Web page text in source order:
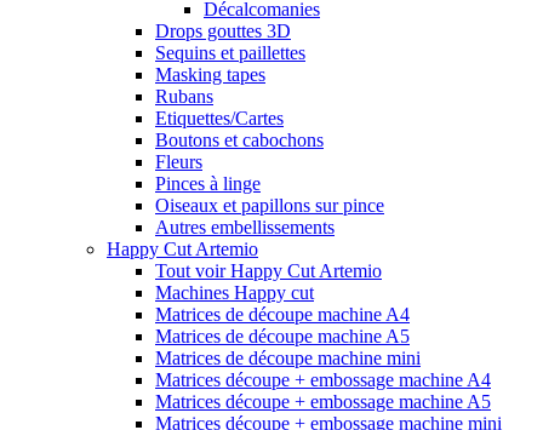
Décalcomanies
Drops gouttes 3D
Sequins et paillettes
Masking tapes
Rubans
Etiquettes/Cartes
Boutons et cabochons
Fleurs
Pinces à linge
Oiseaux et papillons sur pince
Autres embellissements
Happy Cut Artemio
Tout voir Happy Cut Artemio
Machines Happy cut
Matrices de découpe machine A4
Matrices de découpe machine A5
Matrices de découpe machine mini
Matrices découpe + embossage machine A4
Matrices découpe + embossage machine A5
Matrices découpe + embossage machine mini